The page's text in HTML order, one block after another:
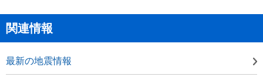
関連情報
最新の地震情報